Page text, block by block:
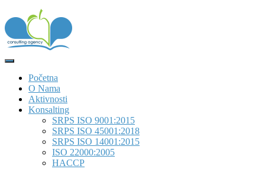
Početna
O Nama
Aktivnosti
Konsalting
SRPS ISO 9001:2015
SRPS ISO 45001:2018
SRPS ISO 14001:2015
ISO 22000:2005
HACCP